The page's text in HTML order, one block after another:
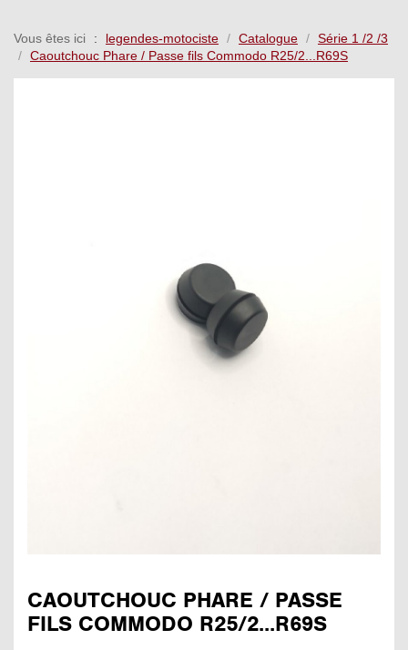
Vous êtes ici legendes-motociste Catalogue
Série 1 /2 /3
Caoutchouc Phare / Passe fils Commodo R25/2...R69S
CAOUTCHOUC PHARE / PASSE
FILS COMMODO R25/2...R69S